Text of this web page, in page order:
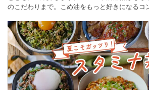
のこだわりまで。こめ油をもっと好きになるコ